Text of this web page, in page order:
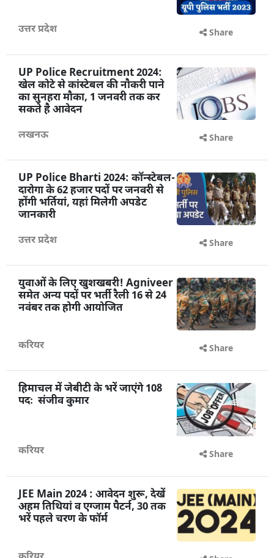
उत्तर प्रदेश Share
UP Police Recruitment 2024:
खेल कोटे से कांस्टेबल की नौकरी पाने
का सुनहरा मौका, 1 जनवरी तक कर
सकते है आवेदन
लखनऊ Share
UP Police Bharti 2024: कॉन्स्टेबल-
दारोगा के 62 हजार पदों पर जनवरी से
होंगी भर्तियां, यहां मिलेगी अपडेट
जानकारी
उत्तर प्रदेश Share
युवाओं के लिए खुशखबरी! Agniveer
समेत अन्य पदों पर भर्ती रैली 16 से 24
नवंबर तक होगी आयोजित
करियर Share
हिमाचल में जेबीटी के भरें जाएंगे 108
पदः संजीव कुमार
करियर Share
JEE Main 2024 : आवेदन शुरू, देखें
अहम तिथियां व एग्जाम पैटर्न, 30 तक
भरें पहले चरण के फॉर्म